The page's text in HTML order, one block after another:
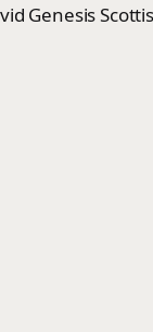
Genesis